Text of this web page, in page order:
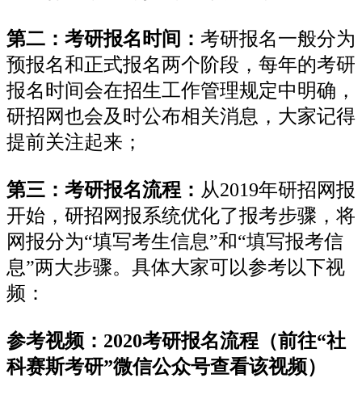
第二：考研报名时间： 考研报名一般分为
预报名和正式报名两个阶段，每年的考研
报名时间会在招生工作管理规定中明确，
研招网也会及时公布相关消息，大家记得
提前关注起来；
第三：考研报名流程： 从2019年研招网报
开始，研招网报系统优化了报考步骤，将
网报分为“填写考生信息”和“填写报考信
息”两大步骤。具体大家可以参考以下视
频：
参考视频：2020考研报名流程（前往“社
科赛斯考研”微信公众号查看该视频）